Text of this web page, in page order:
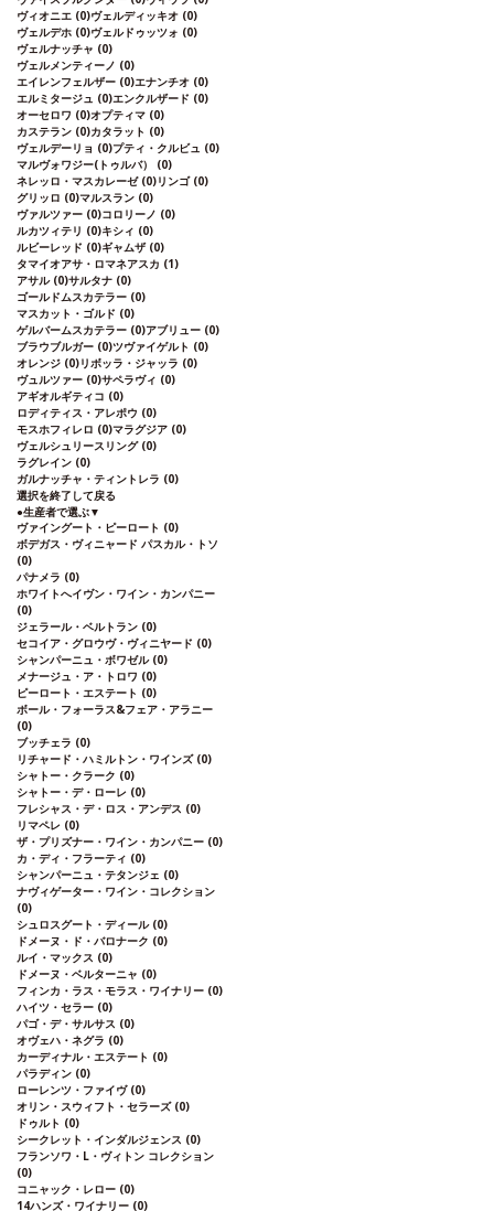
ヴィオニエ (0)ヴェルディッキオ (0)
ヴェルデホ (0)ヴェルドゥッツォ (0)
ヴェルナッチャ (0)
ヴェルメンティーノ (0)
エイレンフェルザー (0)エナンチオ (0)
エルミタージュ (0)エンクルザード (0)
オーセロワ (0)オプティマ (0)
カステラン (0)カタラット (0)
ヴェルデーリョ (0)プティ・クルビュ (0)
マルヴォワジー(トゥルバ） (0)
ネレッロ・マスカレーゼ (0)リンゴ (0)
グリッロ (0)マルスラン (0)
ヴァルツァー (0)コロリーノ (0)
ルカツィテリ (0)キシィ (0)
ルビーレッド (0)ギャムザ (0)
タマイオアサ・ロマネアスカ (1)
アサル (0)サルタナ (0)
ゴールドムスカテラー (0)
マスカット・ゴルド (0)
ゲルバームスカテラー (0)アブリュー (0)
ブラウブルガー (0)ツヴァイゲルト (0)
オレンジ (0)リボッラ・ジャッラ (0)
ヴュルツァー (0)サペラヴィ (0)
アギオルギティコ (0)
ロディティス・アレポウ (0)
モスホフィレロ (0)マラグジア (0)
ヴェルシュリースリング (0)
ラグレイン (0)
ガルナッチャ・ティントレラ (0)
選択を終了して戻る
●生産者で選ぶ▼
ヴァイングート・ピーロート (0)
ボデガス・ヴィニャード パスカル・トソ
(0)
パナメラ (0)
ホワイトへイヴン・ワイン・カンパニー
(0)
ジェラール・ベルトラン (0)
セコイア・グロウヴ・ヴィニヤード (0)
シャンパーニュ・ボワゼル (0)
メナージュ・ア・トロワ (0)
ピーロート・エステート (0)
ボール・フォーラス&フェア・アラニー
(0)
ブッチェラ (0)
リチャード・ハミルトン・ワインズ (0)
シャトー・クラーク (0)
シャトー・デ・ローレ (0)
フレシャス・デ・ロス・アンデス (0)
リマペレ (0)
ザ・プリズナー・ワイン・カンパニー (0)
カ・ディ・フラーティ (0)
シャンパーニュ・テタンジェ (0)
ナヴィゲーター・ワイン・コレクション
(0)
シュロスグート・ディール (0)
ドメーヌ・ド・バロナーク (0)
ルイ・マックス (0)
ドメーヌ・ベルターニャ (0)
フィンカ・ラス・モラス・ワイナリー (0)
ハイツ・セラー (0)
パゴ・デ・サルサス (0)
オヴェハ・ネグラ (0)
カーディナル・エステート (0)
パラディン (0)
ローレンツ・ファイヴ (0)
オリン・スウィフト・セラーズ (0)
ドゥルト (0)
シークレット・インダルジェンス (0)
フランソワ・L・ヴィトン コレクション
(0)
コニャック・レロー (0)
14ハンズ・ワイナリー (0)